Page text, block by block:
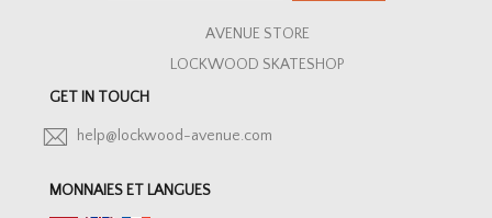
AVENUE STORE
LOCKWOOD SKATESHOP
GET IN TOUCH
help@lockwood-avenue.com
MONNAIES ET LANGUES